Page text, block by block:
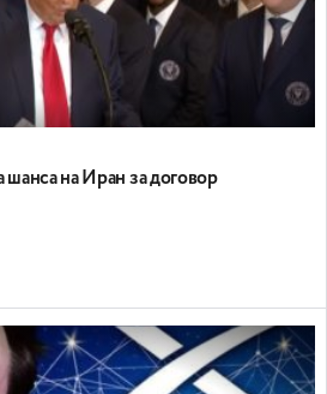
шанса на Иран за договор